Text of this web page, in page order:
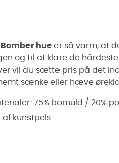
Bomber hue er så varm, at
og til at klare de
vil du sætte pris på det
sænke eller hæve
75% bomuld / 20%
af kunstpels